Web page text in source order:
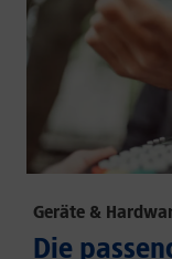
Geräte &
Die